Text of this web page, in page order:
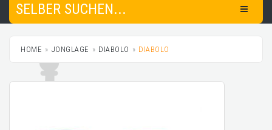
SELBER SUCHEN...
HOME JONGLAGE DIABOLO DIABOLO